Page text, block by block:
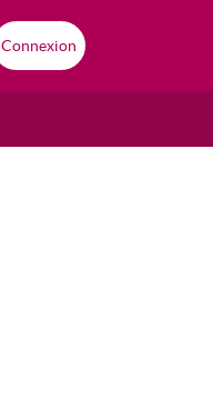
Connexion